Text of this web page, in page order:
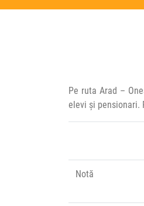
Pe ruta Arad –
elevi și pensionari.
Notă